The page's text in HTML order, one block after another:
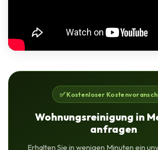
✅ Kostenloser
Wohnungsreinigung in
anfragen
Erhalten Sie in wenigen Minuten ein